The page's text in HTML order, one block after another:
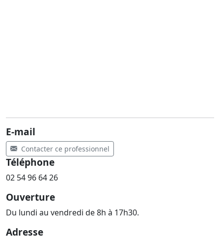
E-mail
Contacter ce professionnel
Téléphone
02 54 96 64 26
Ouverture
Du lundi au vendredi de 8h à 17h30.
Adresse